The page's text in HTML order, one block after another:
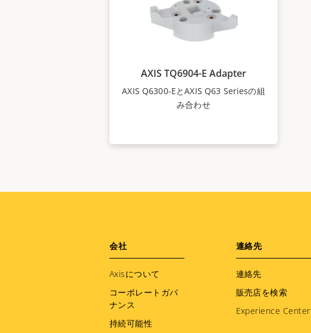
AXIS TQ6904-E Adapter
AXIS Q6300-EとAXIS Q63 Seriesの組
み合わせ
Footer
menu
会社
Axisについて
コーポレートガバ
ナンス
持続可能性
連絡先
連絡先
販売店を検索
Experience Center